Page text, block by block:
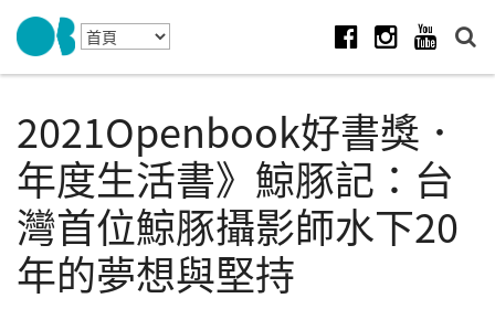
Skip to navigation
移至主內容
2021Openbook好書獎．
年度生活書》鯨豚記：台
灣首位鯨豚攝影師水下20
年的夢想與堅持